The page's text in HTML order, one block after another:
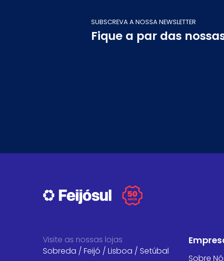
SUBSCREVA A NOSSA NEWSLETTER
Fique a par das
Visite as nossas lojas
Sobreda / Feijó / Lisboa / Setúbal
Sobre